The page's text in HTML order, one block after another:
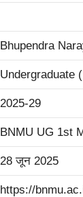
Bhupendra
Undergraduate
2025-29
BNMU UG 1st
28 जून 2025
https://